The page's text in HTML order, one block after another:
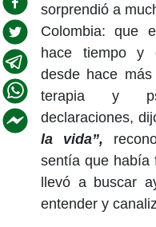
sorprendió a
Colombia: que
hace tiempo y
desde hace
terapia y
declaraciones,
la vida”,
sentía que había
llevó a buscar
entender y